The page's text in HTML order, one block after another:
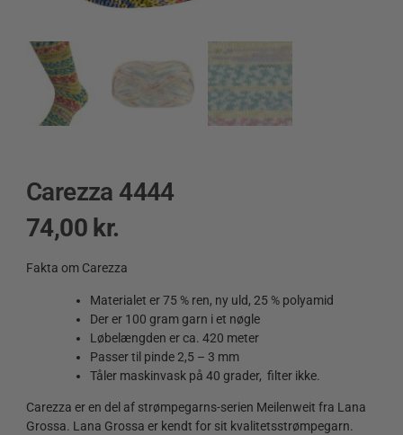
Carezza 4444
74,00 kr.
Fakta om Carezza
Materialet er 75 % ren, ny uld, 25 % polyamid
Der er 100 gram garn i et nøgle
Løbelængden er ca. 420 meter
Passer til pinde 2,5 – 3 mm
Tåler maskinvask på 40 grader, filter ikke.
Carezza er en del af strømpegarns-serien Meilenweit fra Lana
Grossa. Lana Grossa er kendt for sit kvalitetsstrømpegarn.